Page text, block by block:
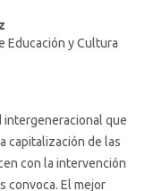
Educación y Cultura
intergeneracional que
capitalización de las
con la intervención
convoca. El mejor